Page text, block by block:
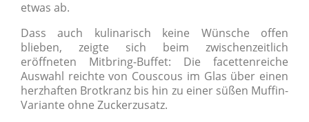
etwas ab.
Dass auch kulinarisch keine Wünsche offen
blieben, zeigte sich beim zwischenzeitlich
eröffneten Mitbring-Buffet: Die facettenreiche
Auswahl reichte von Couscous im Glas über einen
herzhaften Brotkranz bis hin zu einer süßen Muffin-
Variante ohne Zuckerzusatz.